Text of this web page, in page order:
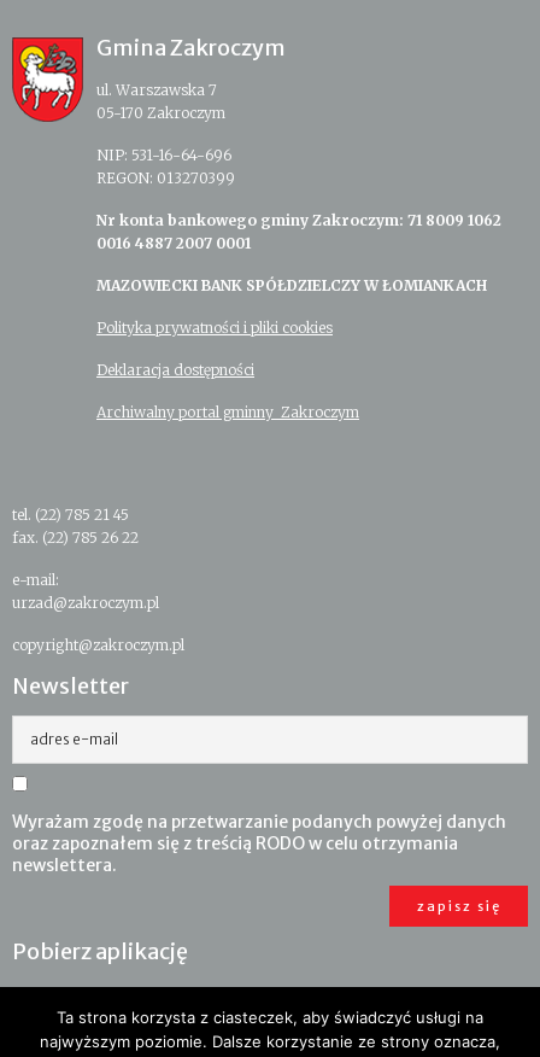
Gmina Zakroczym
ul. Warszawska 7
05-170 Zakroczym
NIP: 531-16-64-696
REGON: 013270399
Nr konta bankowego gminy Zakroczym: 71 8009 1062
0016 4887 2007 0001
MAZOWIECKI BANK SPÓŁDZIELCZY W ŁOMIANKACH
Polityka prywatności i pliki cookies
Deklaracja dostępności
Archiwalny portal gminny Zakroczym
tel. (22) 785 21 45
fax. (22) 785 26 22
e-mail:
urzad@zakroczym.pl
copyright@zakroczym.pl
Newsletter
adres e-mail
Wyrażam zgodę na przetwarzanie podanych powyżej danych
oraz zapoznałem się z treścią RODO w celu otrzymania
newslettera.
Pobierz aplikację
Ta strona korzysta z ciasteczek, aby świadczyć usługi na
najwyższym poziomie. Dalsze korzystanie ze strony oznacza,